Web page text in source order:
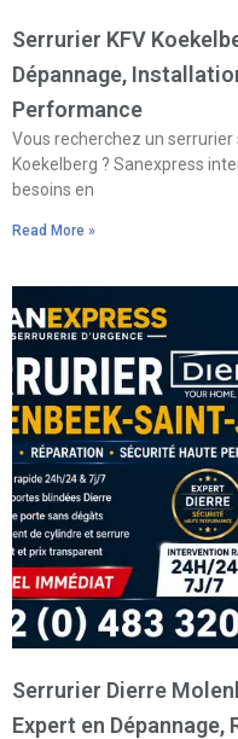
Serrurier KFV
Dépannage,
Performance
Vous recherchez un serrurier
Koekelberg ? Sanexpress
besoins en
Read More »
Serrurier Dierre
Expert en